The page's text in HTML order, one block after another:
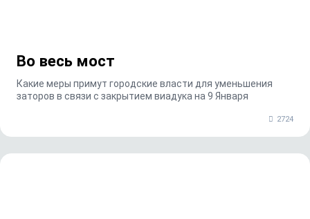
Во весь мост
Какие меры примут городские власти для уменьшения
заторов в связи с закрытием виадука на 9 Января
2724